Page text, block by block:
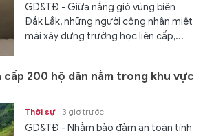
GD&TĐ - Giữa nắng gió vùng biên
Đắk Lắk, những người công nhân miệt
mài xây dựng trường học liên cấp,...
cấp 200 hộ dân nằm trong khu vực
Thời sự 3 giờ trước
GD&TĐ - Nhằm bảo đảm an toàn tính